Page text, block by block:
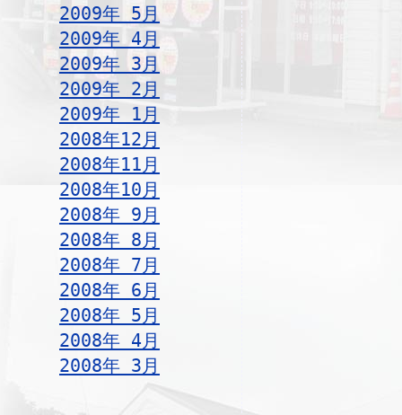
2009年 5月
2009年 4月
2009年 3月
2009年 2月
2009年 1月
2008年12月
2008年11月
2008年10月
2008年 9月
2008年 8月
2008年 7月
2008年 6月
2008年 5月
2008年 4月
2008年 3月